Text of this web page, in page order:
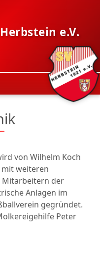
e.V.
von Wilhelm Koch
mit weiteren
Mitarbeitern der
Anlagen im
gegründet.
Peter